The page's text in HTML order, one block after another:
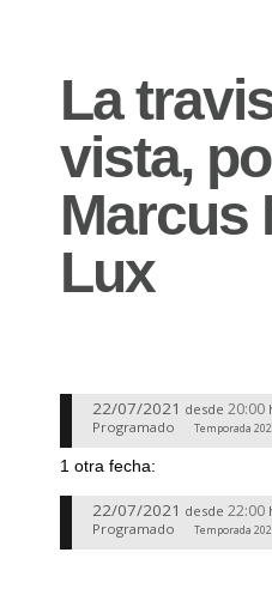
La
vista,
Marcus
Lux
22/07/2021 desde 20:00
Programado Temporada
1 otra fecha:
22/07/2021 desde 22:00
Programado Temporada